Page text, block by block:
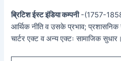
ब्रिटिश ईस्ट इंडिया कम्पनी-(1757-
आर्थिक नीति व उसके प्रभाव; प्रशासनिक
चार्टर एक्ट व अन्य एक्टः सामाजिक सुधार।